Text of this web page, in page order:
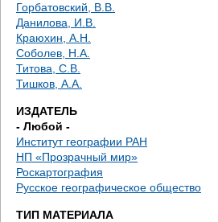
з
д
е
с
ь
Горбатовский, В.В.
Данилова, И.В.
Краюхин, А.Н.
Соболев, Н.А.
Титова, С.В.
Тишков, А.А.
ИЗДАТЕЛЬ
- Любой -
Институт географии РАН
НП «Прозрачный мир»
Роскартография
Русское географическое общество
ТИП МАТЕРИАЛА